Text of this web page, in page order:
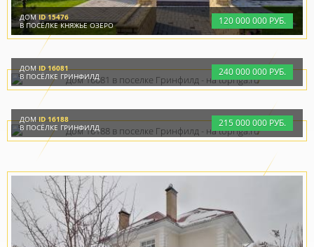
120000000 РУБ.
ДОМID 15476
В ПОСЁЛКЕ КНЯЖЬЕ ОЗЕРО
240000000 РУБ.
ДОМID 16081
В ПОСЁЛКЕ ГРИНФИЛД
215000000 РУБ.
ДОМID 16188
В ПОСЁЛКЕ ГРИНФИЛД